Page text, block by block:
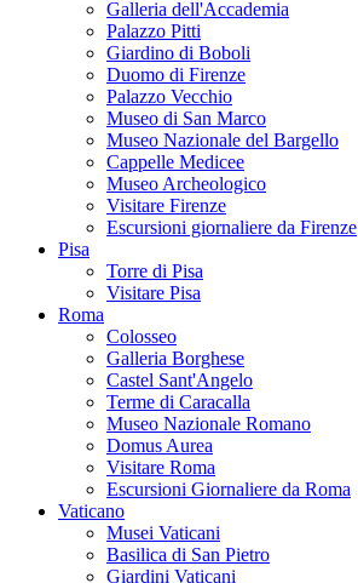
Galleria dell'Accademia
Palazzo Pitti
Giardino di Boboli
Duomo di Firenze
Palazzo Vecchio
Museo di San Marco
Museo Nazionale del Bargello
Cappelle Medicee
Museo Archeologico
Visitare Firenze
Escursioni giornaliere da Firenze
Pisa
Torre di Pisa
Visitare Pisa
Roma
Colosseo
Galleria Borghese
Castel Sant'Angelo
Terme di Caracalla
Museo Nazionale Romano
Domus Aurea
Visitare Roma
Escursioni Giornaliere da Roma
Vaticano
Musei Vaticani
Basilica di San Pietro
Giardini Vaticani